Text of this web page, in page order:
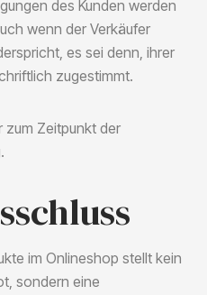
des Kunden werden
wenn der Verkäufer
es sei denn, ihrer
zugestimmt.
zum Zeitpunkt der
im Onlineshop stellt kein
sondern eine